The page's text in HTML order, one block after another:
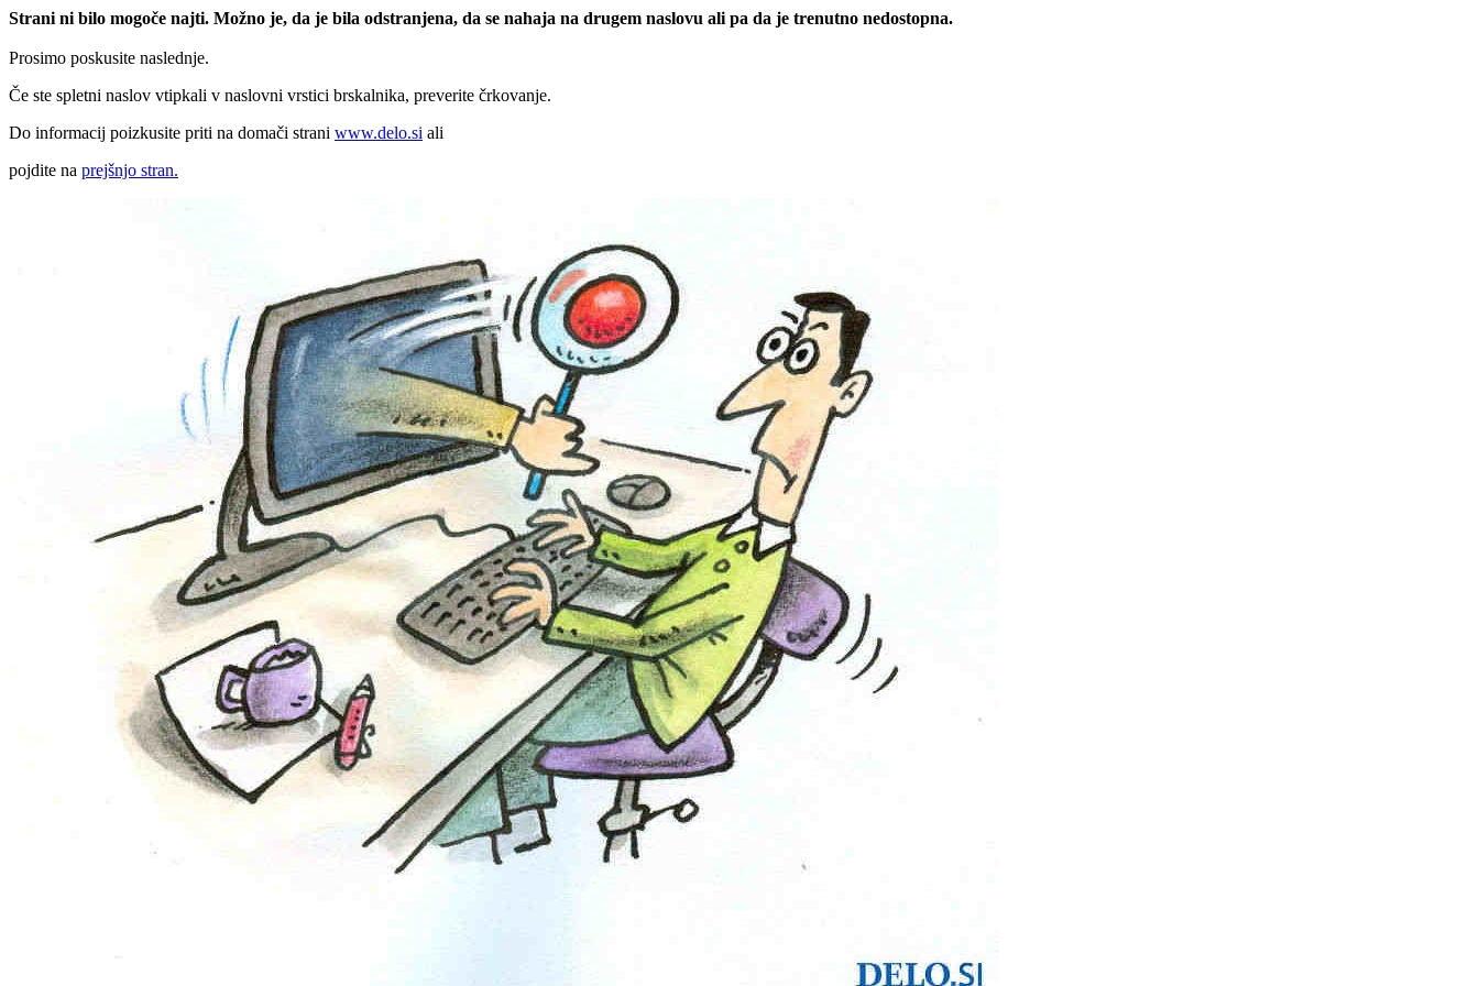
Strani ni bilo mogoče najti. Možno je, da je bila odstranjena, da se nahaja na drugem naslovu ali pa da je trenutno nedostopna.
Prosimo poskusite naslednje.
Če ste spletni naslov vtipkali v naslovni vrstici brskalnika, preverite črkovanje.
Do informacij poizkusite priti na domači strani www.delo.si ali
pojdite na prejšnjo stran.